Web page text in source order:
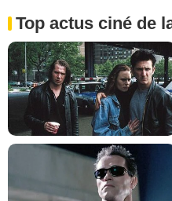
Top actus ciné de